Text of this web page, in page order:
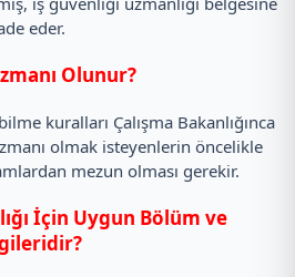
eder.
Olunur?
kuralları Çalışma Bakanlığınca
olmak isteyenlerin öncelikle
mezun olması gerekir.
İçin Uygun Bölüm ve